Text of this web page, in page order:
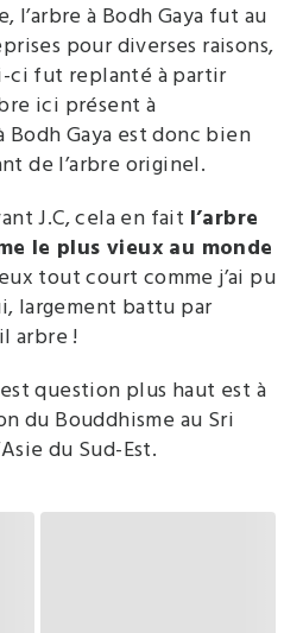
à Bodh Gaya fut au
pour diverses raisons,
ci fut replanté à partir
ici présent à
Bodh Gaya est donc bien
de l’arbre originel.
J.C, cela en fait l’arbre
le plus vieux au monde
tout court comme j’ai pu
largement battu par
arbre !
question plus haut est à
du Bouddhisme au Sri
du Sud-Est.